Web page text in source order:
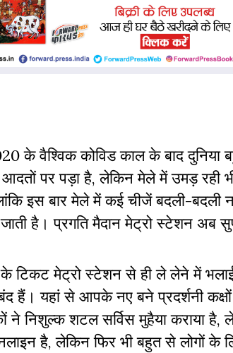
के वैश्विक कोविड काल के बाद दुनिया
आदतों पर पड़ा है, लेकिन मेले में उमड़ रही
इस बार मेले में कई चीजें बदली-
जाती है। प्रगति मैदान मेट्रो स्टेशन अब
टिकट मेट्रो स्टेशन से ही ले लेने में
हैं। यहां से आपके नए बने प्रदर्शनी
ने निशुल्क शटल सर्विस मुहैया कराया
है, लेकिन फिर भी बहुत से लोगों